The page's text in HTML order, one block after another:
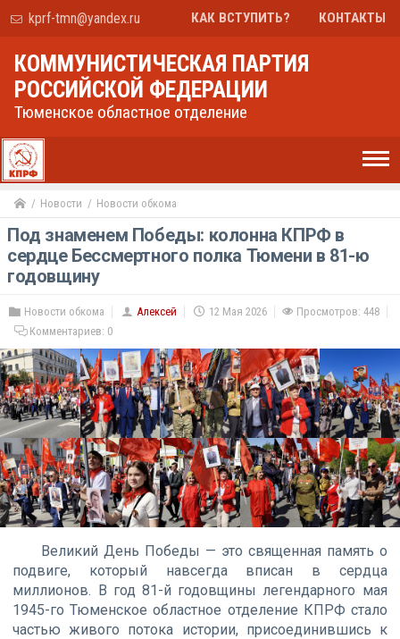
kprf-tmn@yandex.ru КАК ВСТУПИТЬ? КОНТАКТЫ
КОММУНИСТИЧЕСКАЯ ПАРТИЯ
РОССИЙСКОЙ ФЕДЕРАЦИИ
Тюменское областное отделение
Новости Новости обкома
Под знаменем Победы: колонна КПРФ в
сердце Бессмертного полка Тюмени в 81-ю
годовщину
Новости обкома Алексей 12 Мая 2026
Просмотров: 448
Комментариев: 0
Великий День Победы — это священная память о
подвиге, который навсегда вписан в сердца
миллионов. В год 81-й годовщины легендарного мая
1945-го Тюменское областное отделение КПРФ стало
частью живого потока истории, присоединившись к